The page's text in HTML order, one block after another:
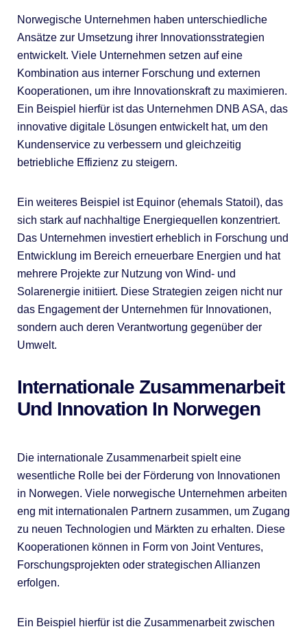
Norwegische Unternehmen haben unterschiedliche
Ansätze zur Umsetzung ihrer Innovationsstrategien
entwickelt. Viele Unternehmen setzen auf eine
Kombination aus interner Forschung und externen
Kooperationen, um ihre Innovationskraft zu maximieren.
Ein Beispiel hierfür ist das Unternehmen DNB ASA, das
innovative digitale Lösungen entwickelt hat, um den
Kundenservice zu verbessern und gleichzeitig
betriebliche Effizienz zu steigern.
Ein weiteres Beispiel ist Equinor (ehemals Statoil), das
sich stark auf nachhaltige Energiequellen konzentriert.
Das Unternehmen investiert erheblich in Forschung und
Entwicklung im Bereich erneuerbare Energien und hat
mehrere Projekte zur Nutzung von Wind- und
Solarenergie initiiert. Diese Strategien zeigen nicht nur
das Engagement der Unternehmen für Innovationen,
sondern auch deren Verantwortung gegenüber der
Umwelt.
Internationale Zusammenarbeit
Und Innovation In Norwegen
Die internationale Zusammenarbeit spielt eine
wesentliche Rolle bei der Förderung von Innovationen
in Norwegen. Viele norwegische Unternehmen arbeiten
eng mit internationalen Partnern zusammen, um Zugang
zu neuen Technologien und Märkten zu erhalten. Diese
Kooperationen können in Form von Joint Ventures,
Forschungsprojekten oder strategischen Allianzen
erfolgen.
Ein Beispiel hierfür ist die Zusammenarbeit zwischen